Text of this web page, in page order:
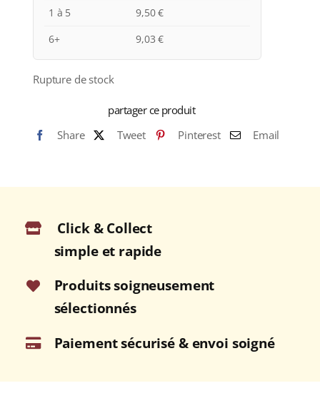
1 à 5
9,50€
6+
9,03€
Rupture de stock
partager ce produit
Share
Tweet Pinterest Email
Click & Collect
simple et rapide
Produits soigneusement
sélectionnés
Paiement sécurisé & envoi soigné